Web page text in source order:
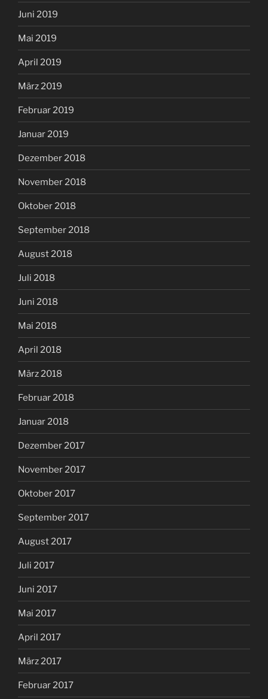
Juni 2019
Mai 2019
April 2019
März 2019
Februar 2019
Januar 2019
Dezember 2018
November 2018
Oktober 2018
September 2018
August 2018
Juli 2018
Juni 2018
Mai 2018
April 2018
März 2018
Februar 2018
Januar 2018
Dezember 2017
November 2017
Oktober 2017
September 2017
August 2017
Juli 2017
Juni 2017
Mai 2017
April 2017
März 2017
Februar 2017